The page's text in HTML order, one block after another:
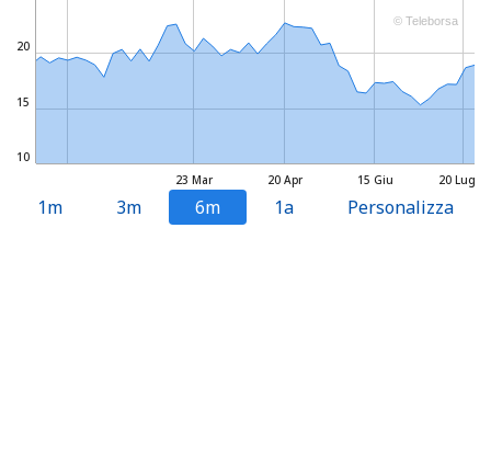
20 Lug
23 Mar 20 Apr 15 Giu
10
15
20
© Teleborsa
1m 3m 6m 1a Personalizza